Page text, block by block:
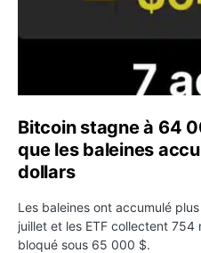
Bitcoin stagne à 64
que les baleines
dollars
Les baleines ont accumulé
juillet et les ETF collectent 754
bloqué sous 65 000 $.